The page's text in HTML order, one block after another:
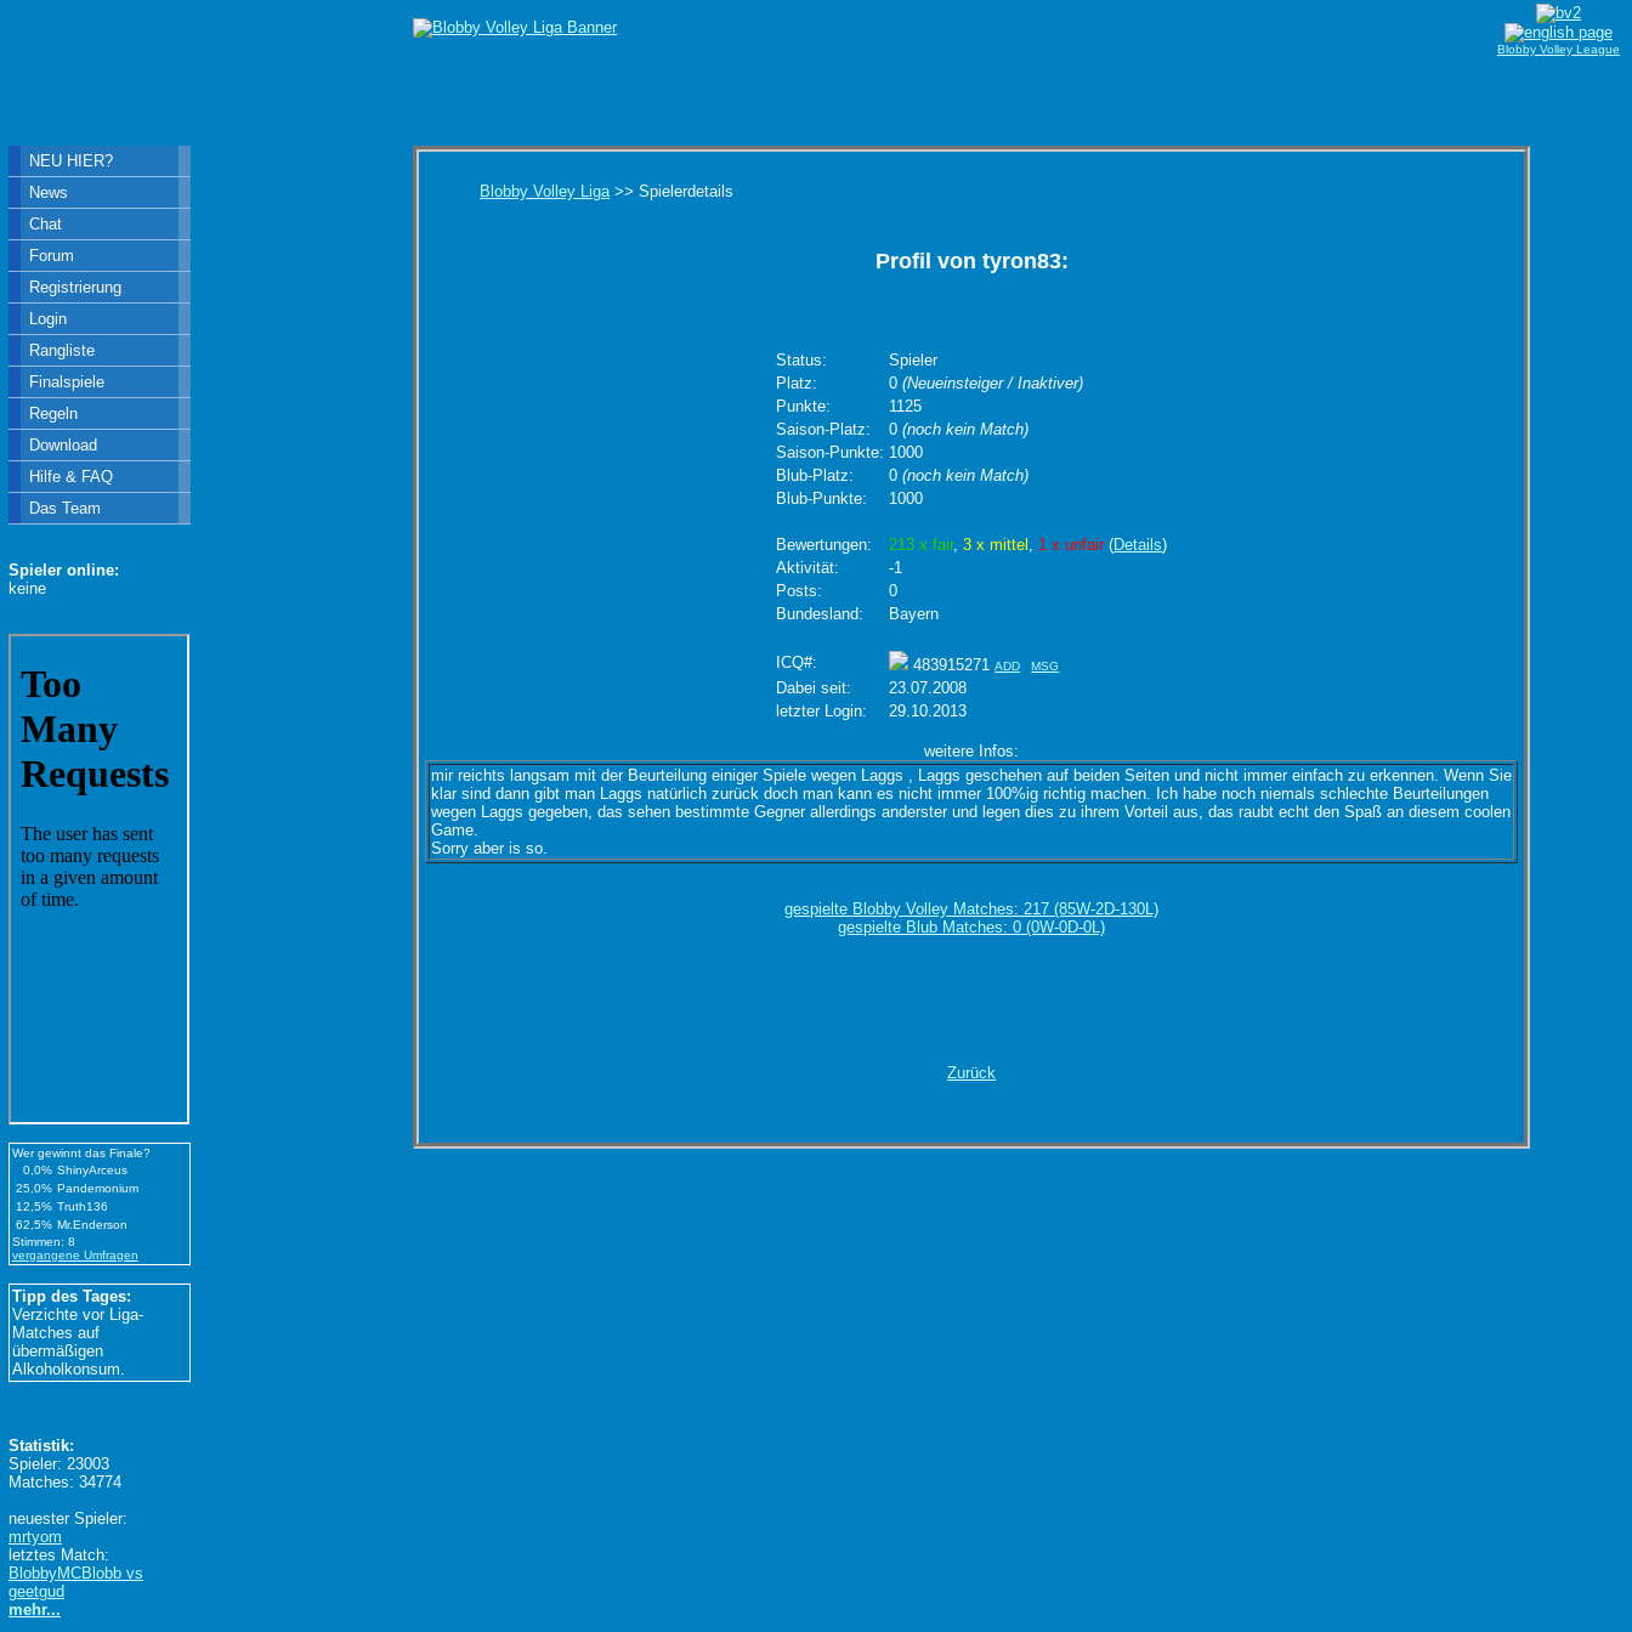
Blobby Volley Liga>> Spielerdetails
Profil von tyron83:
Status:
Spieler
Platz:
0(Neueinsteiger / Inaktiver)
Punkte:
1125
Saison-Platz:
0(noch kein Match)
Saison-Punkte: 1000
Blub-Platz:
0(noch kein Match)
Blub-Punkte:
1000
Bewertungen: 213 x fair,3 x mittel , 1 x unfair(Details)
Aktivität:
-1
Posts:
0
Bundesland:
Bayern
ICQ#: 483915271ADD MSG
Dabei seit:
23.07.2008
letzter Login:
29.10.2013
weitere Infos:
mir reichts langsam mit der Beurteilung einiger Spiele wegen Laggs , Laggs geschehen auf beiden Seiten und nicht immer einfach zu erkennen. Wenn Sie
klar sind dann gibt man Laggs natürlich zurück doch man kann es nicht immer 100%ig richtig machen. Ich habe noch niemals schlechte Beurteilungen
wegen Laggs gegeben, das sehen bestimmte Gegner allerdings anderster und legen dies zu ihrem Vorteil aus, das raubt echt den Spaß an diesem coolen
Game.
Sorry aber is so.
gespielte Blobby Volley Matches: 217 (85W-2D-130L)
gespielte Blub Matches: 0 (0W-0D-0L)
Zurück
Blobby Volley League
NEU HIER?
News
Chat
Forum
Registrierung
Login
Rangliste
Finalspiele
Regeln
Download
Hilfe & FAQ
Das Team
Spieler online:
keine
Wer gewinnt das Finale?
0,0% ShinyArceus
25,0% Pandemonium
12,5% Truth136
62,5% Mr.Enderson
Stimmen: 8
vergangene Umfragen
Tipp des Tages:
Verzichte vor Liga-
Matches auf
übermäßigen
Alkoholkonsum.
Statistik:
Spieler: 23003
Matches: 34774
neuester Spieler:
mrtyom
letztes Match:
BlobbyMCBlobb vs
geetgud
mehr...